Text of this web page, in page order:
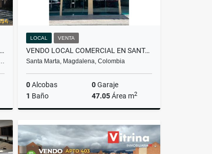
VITRINA INMOBILIARIA VENDE CASA EN VILLA DEL ROSARIO
LOCAL VENTA
VENDO LOCAL COMERCIAL EN SANTA MARTA - EL MAYOR BUSINESS CENTER
Santa Marta, Magdalena, Colombia
0Alcobas 0Garaje
1 Baño 47.05Área m2
Venta
$315.000.000